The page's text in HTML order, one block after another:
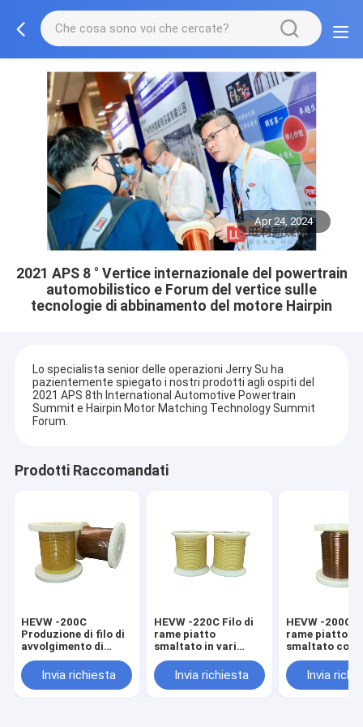
Apr 24, 2024
2021 APS 8 ° Vertice internazionale del powertrain
automobilistico e Forum del vertice sulle
tecnologie di abbinamento del motore Hairpin
Lo specialista senior delle operazioni Jerry Su ha
pazientemente spiegato i nostri prodotti agli ospiti del
2021 APS 8th International Automotive Powertrain
Summit e Hairpin Motor Matching Technology Summit
Forum.
Prodotti Raccomandati
HEVW -200C
Produzione di filo di
avvolgimento di
rame smaltato con
tipo di conduttore
solido e conduttore
Invia richiesta
HEVW -220C Filo di
rame piatto
smaltato in vari
colori con
conduttore in rame e
materiale in rame
Invia richiesta
HEVW -200C
rame piatto
smaltato con
conduttore in
Opzione
Invia